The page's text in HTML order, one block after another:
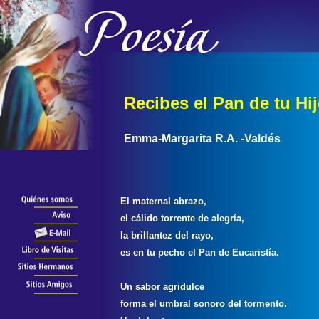
Recibes el Pan de tu
Emma-Margarita R.A. -Valdés
El maternal abrazo,
el cálido torrente de alegría,
la brillantez del rayo,
es en tu pecho el Pan de Eucaristía.
Un sabor agridulce
forma el umbral sonoro del tormento.